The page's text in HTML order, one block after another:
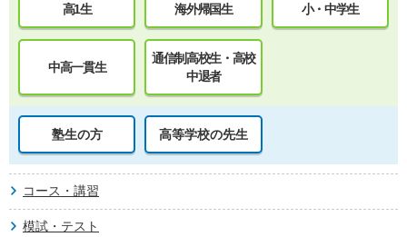
高1生 海外帰国生 小・中学生
中高一貫生
通信制高校生・高校
中退者
塾生の方 高等学校の先生
コース・講習
模試・テスト